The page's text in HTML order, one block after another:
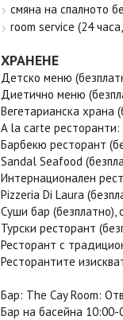
смяна на спалното
room service (24
ХРАНЕНЕ
Детско меню
Диетично меню
Вегетарианска храна
A la carte ресторанти:
Барбекю ресторант
Sandal Seafood
Интернационален
Pizzeria Di Laura
Суши бар (безплатно),
Турски ресторант
Ресторант с
Ресторантите
Бар: The Cay Room:
Бар на басейна 10:00-